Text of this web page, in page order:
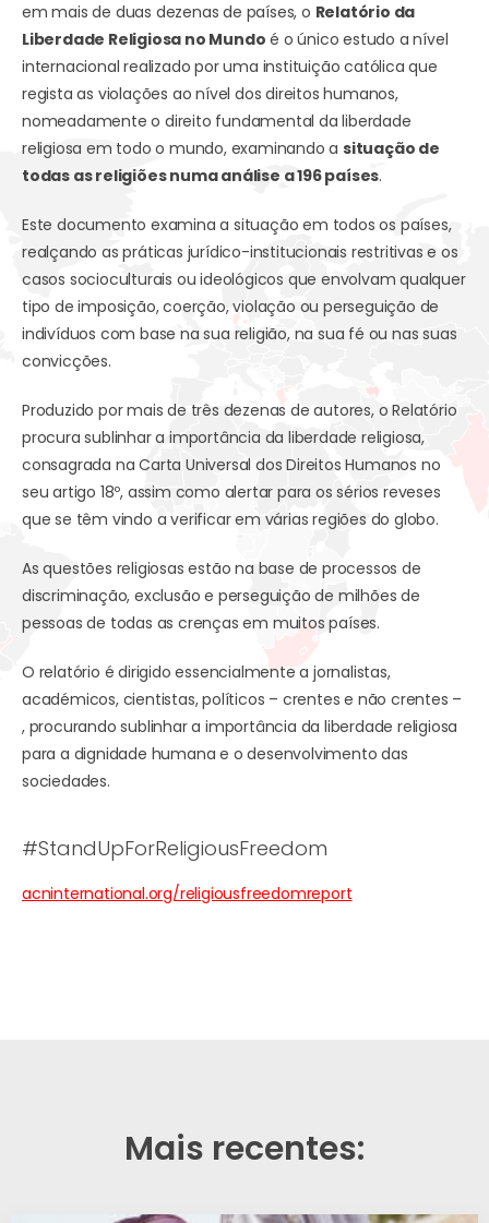
em mais de duas dezenas de países, o Relatório da
Liberdade Religiosa no Mundo é o único estudo a nível
internacional realizado por uma instituição católica que
regista as violações ao nível dos direitos humanos,
nomeadamente o direito fundamental da liberdade
religiosa em todo o mundo, examinando a situação de
todas as religiões numa análise a 196 países.
Este documento examina a situação em todos os países,
realçando as práticas jurídico-institucionais restritivas e os
casos socioculturais ou ideológicos que envolvam qualquer
tipo de imposição, coerção, violação ou perseguição de
indivíduos com base na sua religião, na sua fé ou nas suas
convicções.
Produzido por mais de três dezenas de autores, o Relatório
procura sublinhar a importância da liberdade religiosa,
consagrada na Carta Universal dos Direitos Humanos no
seu artigo 18º, assim como alertar para os sérios reveses
que se têm vindo a verificar em várias regiões do globo.
As questões religiosas estão na base de processos de
discriminação, exclusão e perseguição de milhões de
pessoas de todas as crenças em muitos países.
O relatório é dirigido essencialmente a jornalistas,
académicos, cientistas, políticos – crentes e não crentes –
, procurando sublinhar a importância da liberdade religiosa
para a dignidade humana e o desenvolvimento das
sociedades.
#StandUpForReligiousFreedom
acninternational.org/religiousfreedomreport
Mais recentes: